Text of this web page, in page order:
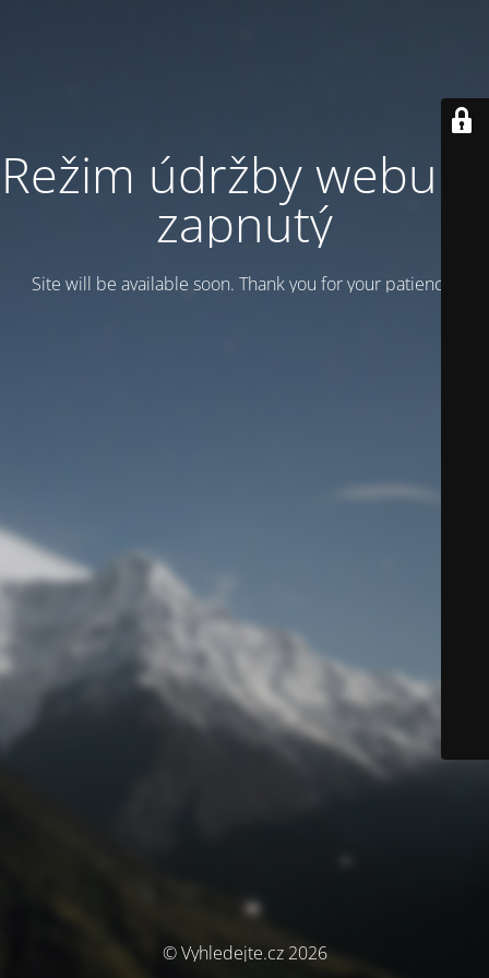
Režim údržby webu je
zapnutý
Site will be available soon. Thank you for your patience!
© Vyhledejte.cz 2026